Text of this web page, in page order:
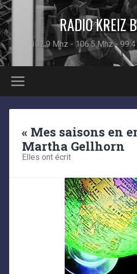
RADIO KREIZ
102.9 Mhz - 106.5 Mhz -
« Mes saisons en
Martha Gellhorn
Elles ont écrit